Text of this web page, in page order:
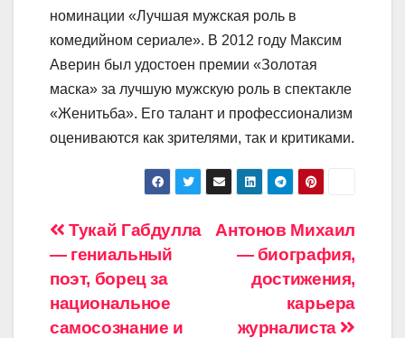
номинации «Лучшая мужская роль в
комедийном сериале». В 2012 году Максим
Аверин был удостоен премии «Золотая
маска» за лучшую мужскую роль в спектакле
«Женитьба». Его талант и профессионализм
оцениваются как зрителями, так и критиками.
Навигация
по
записям
Антонов Михаил
— биография,
достижения,
карьера
журналиста
Тукай Габдулла
— гениальный
поэт, борец за
национальное
самосознание и